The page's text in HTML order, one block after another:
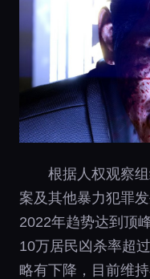
根据人权观察
案及其他暴力犯罪发
2022年趋势达到顶
10万居民凶杀率超
略有下降，目前维